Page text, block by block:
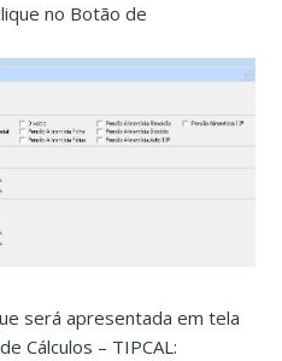
no Botão de
será apresentada em tela
Cálculos – TIPCAL: